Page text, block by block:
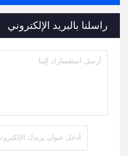
راسلنا بالبريد الإلكتروني